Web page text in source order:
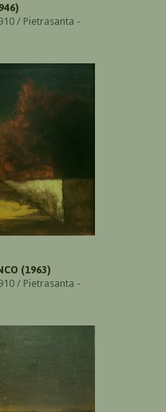
/ Pietrasanta -
(1963)
/ Pietrasanta -